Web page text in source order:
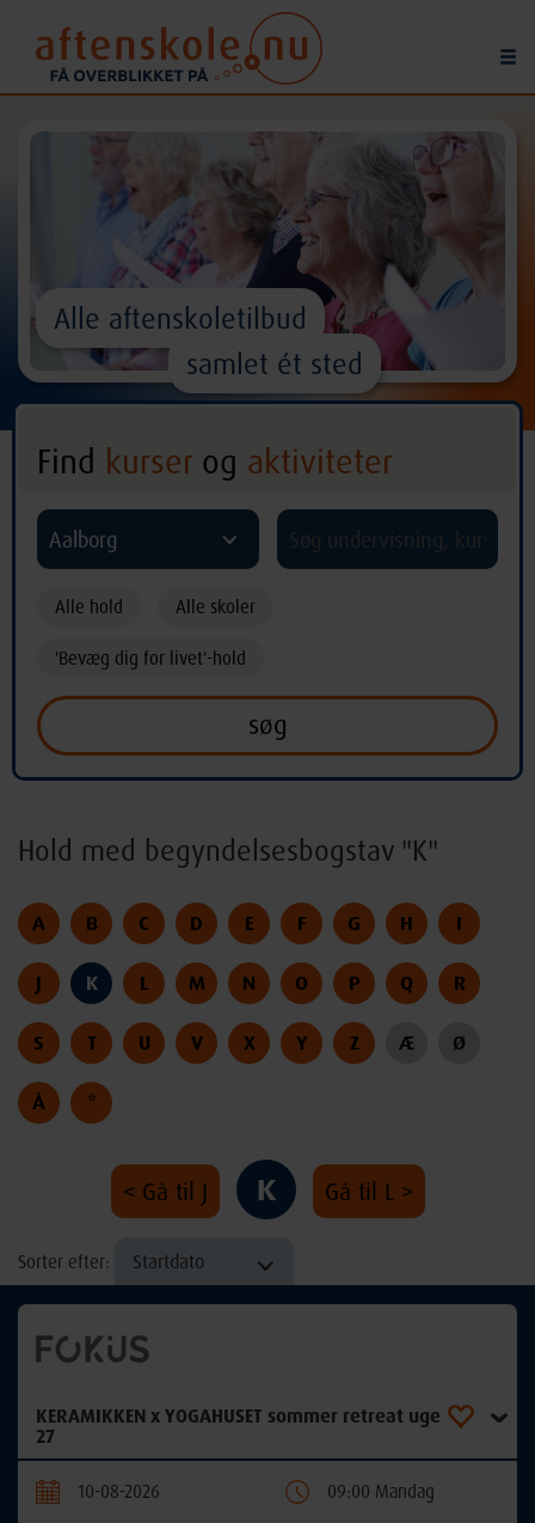
Alle aftenskoletilbud
samlet ét sted
Find kurser og aktiviteter
Aalborg ^
Alle hold Alle skoler
'Bevæg dig for livet'-hold
Hold med begyndelsesbogstav "K"
A B C D E F G H I
J K L M N O P Q R
S T U V X Y Z Æ Ø
Å *
< Gå til J K Gå til L >
Sorter efter: Startdato
KERAMIKKEN x YOGAHUSET sommer retreat uge
27
10-08-2026 09:00 Mandag